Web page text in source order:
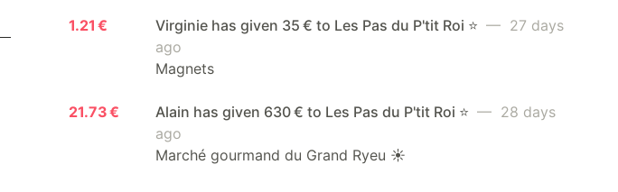
1.21 € Virginie has given 35 € to Les Pas du P'tit Roi ⭐️ — 27 days
ago
Magnets
21.73 € Alain has given 630 € to Les Pas du P'tit Roi ⭐️ — 28 days
ago
Marché gourmand du Grand Ryeu ☀️